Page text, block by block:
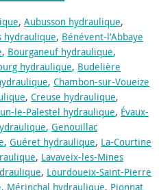
, Aubusson hydraulique,
hydraulique, Bénévent-l’Abbaye
, Bourganeuf hydraulique,
hydraulique, Budelière
, Chambon-sur-Voueize
, Creuse hydraulique,
le-Palestel hydraulique, Évaux-
, Genouillac
, Guéret hydraulique, La-Courtine
, Lavaveix-les-Mines
, Lourdoueix-Saint-Pierre
, Mérinchal hydraulique, Pionnat